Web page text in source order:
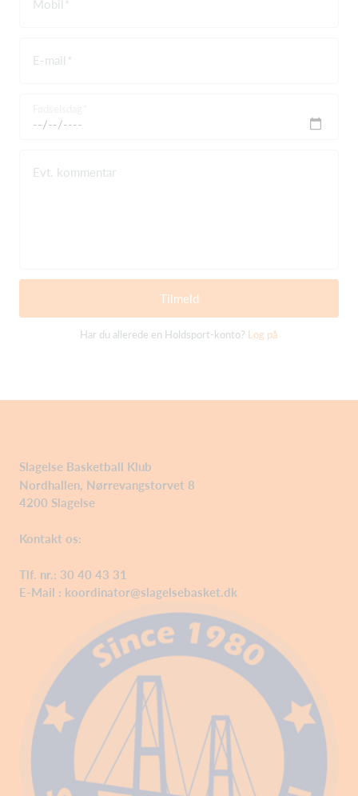
Mobil
E-mail
Evt. kommentar
Tilmeld
Har du allerede en Holdsport-konto? Log på
Slagelse Basketball Klub
Nordhallen, Nørrevangstorvet 8
4200 Slagelse
Kontakt os:
Tlf. nr.: 30 40 43 31
E-Mail : koordinator@slagelsebasket.dk